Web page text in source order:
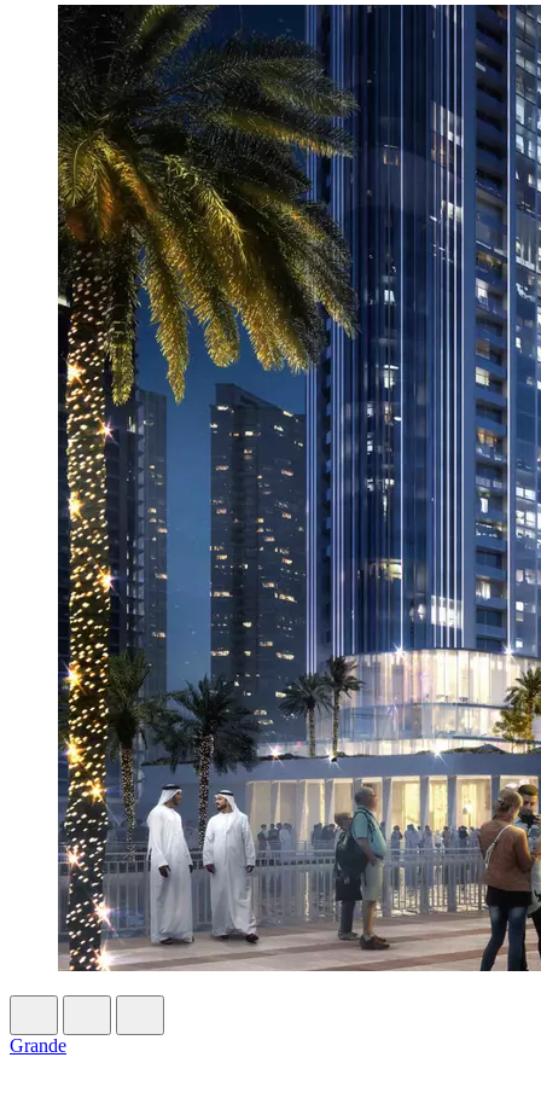
Grande